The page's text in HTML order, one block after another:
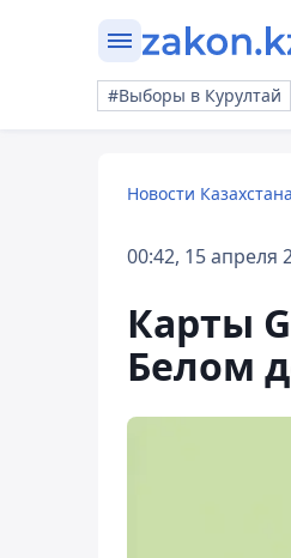
#Выборы в Курултай
Новости
00:42, 15 апреля
Карты
Белом